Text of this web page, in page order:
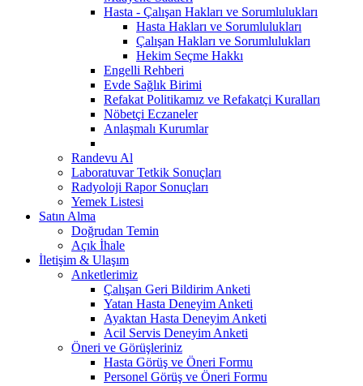
Hasta - Çalışan Hakları ve Sorumlulukları
Hasta Hakları ve Sorumlulukları
Çalışan Hakları ve Sorumlulukları
Hekim Seçme Hakkı
Engelli Rehberi
Evde Sağlık Birimi
Refakat Politikamız ve Refakatçi Kuralları
Nöbetçi Eczaneler
Anlaşmalı Kurumlar
Randevu Al
Laboratuvar Tetkik Sonuçları
Radyoloji Rapor Sonuçları
Yemek Listesi
Satın Alma
Doğrudan Temin
Açık İhale
İletişim & Ulaşım
Anketlerimiz
Çalışan Geri Bildirim Anketi
Yatan Hasta Deneyim Anketi
Ayaktan Hasta Deneyim Anketi
Acil Servis Deneyim Anketi
Öneri ve Görüşleriniz
Hasta Görüş ve Öneri Formu
Personel Görüş ve Öneri Formu